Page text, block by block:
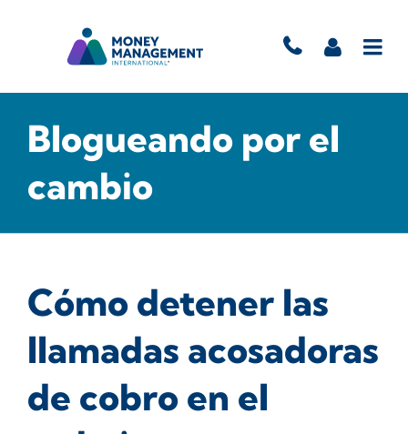
Blogueando por el
cambio
Cómo detener las
llamadas acosadoras
de cobro en el